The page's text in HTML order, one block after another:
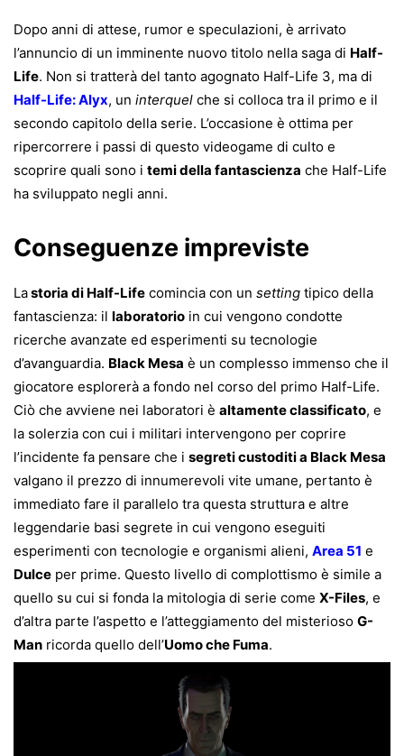
Dopo anni di attese, rumor e speculazioni, è arrivato
l’annuncio di un imminente nuovo titolo nella saga di Half-
Life. Non si tratterà del tanto agognato Half-Life 3, ma di
Half-Life: Alyx, un interquel che si colloca tra il primo e il
secondo capitolo della serie. L’occasione è ottima per
ripercorrere i passi di questo videogame di culto e
scoprire quali sono i temi della fantascienza che Half-Life
ha sviluppato negli anni.
Conseguenze impreviste
Lastoria di Half-Life comincia con un setting tipico della
fantascienza: il laboratorio in cui vengono condotte
ricerche avanzate ed esperimenti su tecnologie
d’avanguardia. Black Mesa è un complesso immenso che il
giocatore esplorerà a fondo nel corso del primo Half-Life.
Ciò che avviene nei laboratori è altamente classificato, e
la solerzia con cui i militari intervengono per coprire
l’incidente fa pensare che i segreti custoditi a Black Mesa
valgano il prezzo di innumerevoli vite umane, pertanto è
immediato fare il parallelo tra questa struttura e altre
leggendarie basi segrete in cui vengono eseguiti
esperimenti con tecnologie e organismi alieni, Area 51 e
Dulce per prime. Questo livello di complottismo è simile a
quello su cui si fonda la mitologia di serie come X-Files, e
d’altra parte l’aspetto e l’atteggiamento del misterioso G-
Man ricorda quello dell’Uomo che Fuma.